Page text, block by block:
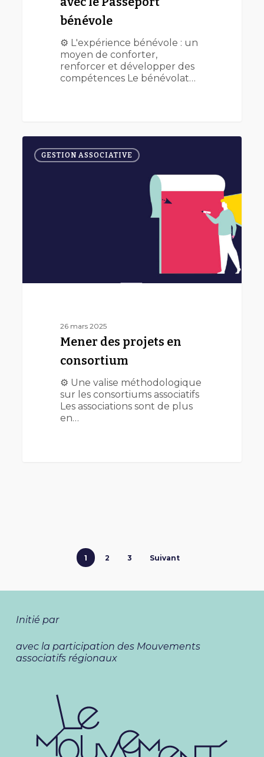
bénévole
⚙️ L'expérience bénévole : un
moyen de conforter,
renforcer et développer des
compétences Le bénévolat…
Mener
des
projets
GESTION ASSOCIATIVE
26 mars 2025
Mener des projets en
consortium
⚙️ Une valise méthodologique
sur les consortiums associatifs
Les associations sont de plus
en…
1 2 3 Suivant
Initié par
avec la participation des Mouvements
associatifs régionaux